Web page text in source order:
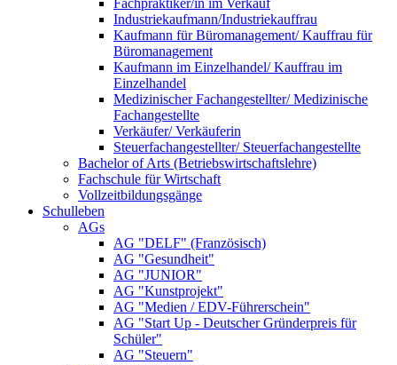
Fachpraktiker/in im Verkauf
Industriekaufmann/Industriekauffrau
Kaufmann für Büromanagement/ Kauffrau für
Büromanagement
Kaufmann im Einzelhandel/ Kauffrau im
Einzelhandel
Medizinischer Fachangestellter/ Medizinische
Fachangestellte
Verkäufer/ Verkäuferin
Steuerfachangestellter/ Steuerfachangestellte
Bachelor of Arts (Betriebswirtschaftslehre)
Fachschule für Wirtschaft
Vollzeitbildungsgänge
Schulleben
AGs
AG "DELF" (Französisch)
AG "Gesundheit"
AG "JUNIOR"
AG "Kunstprojekt"
AG "Medien / EDV-Führerschein"
AG "Start Up - Deutscher Gründerpreis für
Schüler"
AG "Steuern"